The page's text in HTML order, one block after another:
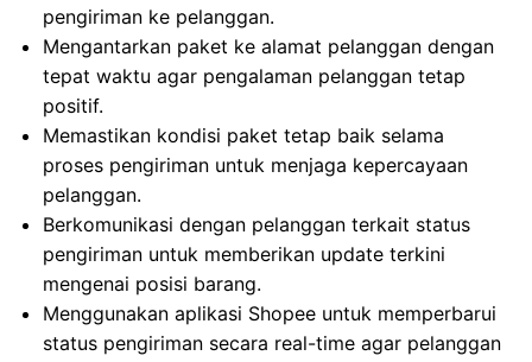
pengiriman ke pelanggan.
Mengantarkan paket ke alamat pelanggan dengan
tepat waktu agar pengalaman pelanggan tetap
positif.
Memastikan kondisi paket tetap baik selama
proses pengiriman untuk menjaga kepercayaan
pelanggan.
Berkomunikasi dengan pelanggan terkait status
pengiriman untuk memberikan update terkini
mengenai posisi barang.
Menggunakan aplikasi Shopee untuk memperbarui
status pengiriman secara real-time agar pelanggan